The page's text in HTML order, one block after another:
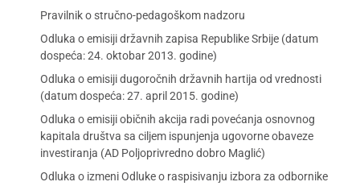
Pravilnik o stručno-pedagoškom nadzoru
Odluka o emisiji državnih zapisa Republike Srbije (datum
dospeća: 24. oktobar 2013. godine)
Odluka o emisiji dugoročnih državnih hartija od vrednosti
(datum dospeća: 27. april 2015. godine)
Odluka o emisiji običnih akcija radi povećanja osnovnog
kapitala društva sa ciljem ispunjenja ugovorne obaveze
investiranja (AD Poljoprivredno dobro Maglić)
Odluka o izmeni Odluke o raspisivanju izbora za odbornike